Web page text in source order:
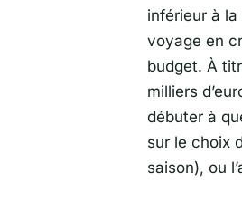
inférieur à la
voyage en
budget. À
milliers
débuter à
sur le choix
saison), ou